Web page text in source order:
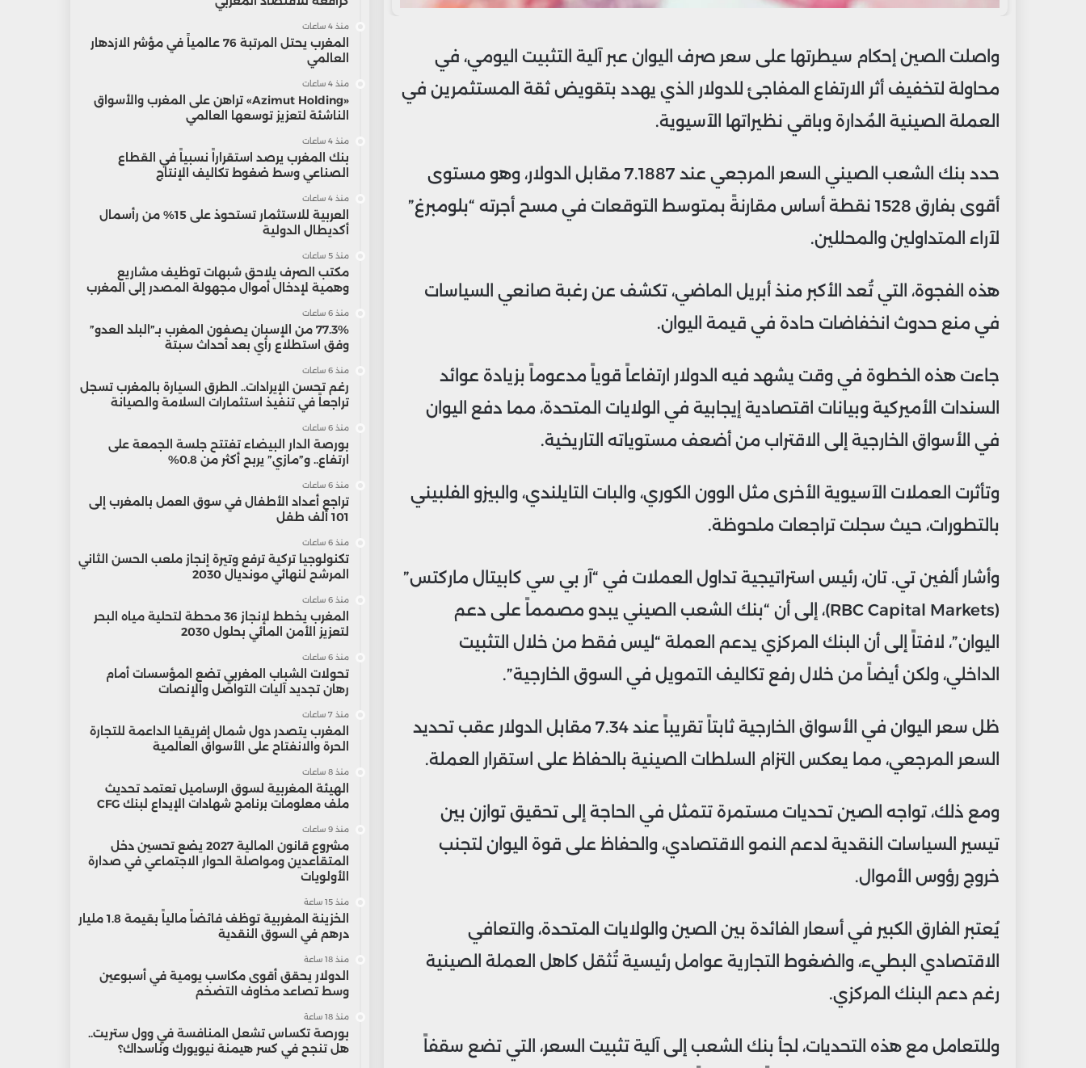
واصلت الصين إحكام سيطرتها على سعر صرف اليوان عبر آلية التثبيت اليومي، في
محاولة لتخفيف أثر الارتفاع المفاجئ للدولار الذي يهدد بتقويض ثقة المستثمرين في
العملة الصينية المُدارة وباقي نظيراتها الآسيوية.
حدد بنك الشعب الصيني السعر المرجعي عند 7.1887 مقابل الدولار، وهو مستوى
أقوى بفارق 1528 نقطة أساس مقارنةً بمتوسط التوقعات في مسح أجرته “بلومبرغ”
لآراء المتداولين والمحللين.
هذه الفجوة، التي تُعد الأكبر منذ أبريل الماضي، تكشف عن رغبة صانعي السياسات
في منع حدوث انخفاضات حادة في قيمة اليوان.
جاءت هذه الخطوة في وقت يشهد فيه الدولار ارتفاعاً قوياً مدعوماً بزيادة عوائد
السندات الأميركية وبيانات اقتصادية إيجابية في الولايات المتحدة، مما دفع اليوان
في الأسواق الخارجية إلى الاقتراب من أضعف مستوياته التاريخية.
وتأثرت العملات الآسيوية الأخرى مثل الوون الكوري، والبات التايلندي، والبيزو الفلبيني
بالتطورات، حيث سجلت تراجعات ملحوظة.
وأشار ألفين تي. تان، رئيس استراتيجية تداول العملات في “آر بي سي كابيتال ماركتس”
(RBC Capital Markets)، إلى أن “بنك الشعب الصيني يبدو مصمماً على دعم
اليوان”، لافتاً إلى أن البنك المركزي يدعم العملة “ليس فقط من خلال التثبيت
الداخلي، ولكن أيضاً من خلال رفع تكاليف التمويل في السوق الخارجية”.
ظل سعر اليوان في الأسواق الخارجية ثابتاً تقريباً عند 7.34 مقابل الدولار عقب تحديد
السعر المرجعي، مما يعكس التزام السلطات الصينية بالحفاظ على استقرار العملة.
ومع ذلك، تواجه الصين تحديات مستمرة تتمثل في الحاجة إلى تحقيق توازن بين
تيسير السياسات النقدية لدعم النمو الاقتصادي، والحفاظ على قوة اليوان لتجنب
خروج رؤوس الأموال.
يُعتبر الفارق الكبير في أسعار الفائدة بين الصين والولايات المتحدة، والتعافي
الاقتصادي البطيء، والضغوط التجارية عوامل رئيسية تُثقل كاهل العملة الصينية
رغم دعم البنك المركزي.
وللتعامل مع هذه التحديات، لجأ بنك الشعب إلى آلية تثبيت السعر، التي تضع سقفاً
منذ 4 ساعات
المغرب يحتل المرتبة 76 عالمياً في مؤشر الازدهار
العالمي
منذ 4 ساعات
«Azimut Holding» تراهن على المغرب والأسواق
الناشئة لتعزيز توسعها العالمي
منذ 4 ساعات
بنك المغرب يرصد استقراراً نسبياً في القطاع
الصناعي وسط ضغوط تكاليف الإنتاج
منذ 4 ساعات
العربية للاستثمار تستحوذ على 15% من رأسمال
أكديطال الدولية
منذ 5 ساعات
مكتب الصرف يلاحق شبهات توظيف مشاريع
وهمية لإدخال أموال مجهولة المصدر إلى المغرب
منذ 6 ساعات
77.3% من الإسبان يصفون المغرب بـ”البلد العدو”
وفق استطلاع رأي بعد أحداث سبتة
منذ 6 ساعات
رغم تحسن الإيرادات.. الطرق السيارة بالمغرب تسجل
تراجعاً في تنفيذ استثمارات السلامة والصيانة
منذ 6 ساعات
بورصة الدار البيضاء تفتتح جلسة الجمعة على
ارتفاع.. و”مازي” يربح أكثر من 0.8%
منذ 6 ساعات
تراجع أعداد الأطفال في سوق العمل بالمغرب إلى
101 ألف طفل
منذ 6 ساعات
تكنولوجيا تركية ترفع وتيرة إنجاز ملعب الحسن الثاني
المرشح لنهائي مونديال 2030
منذ 6 ساعات
المغرب يخطط لإنجاز 36 محطة لتحلية مياه البحر
لتعزيز الأمن المائي بحلول 2030
منذ 6 ساعات
تحولات الشباب المغربي تضع المؤسسات أمام
رهان تجديد آليات التواصل والإنصات
منذ 7 ساعات
المغرب يتصدر دول شمال إفريقيا الداعمة للتجارة
الحرة والانفتاح على الأسواق العالمية
منذ 8 ساعات
الهيئة المغربية لسوق الرساميل تعتمد تحديث
ملف معلومات برنامج شهادات الإيداع لبنك CFG
منذ 9 ساعات
مشروع قانون المالية 2027 يضع تحسين دخل
المتقاعدين ومواصلة الحوار الاجتماعي في صدارة
الأولويات
منذ 15 ساعة
الخزينة المغربية توظف فائضاً مالياً بقيمة 1.8 مليار
درهم في السوق النقدية
منذ 18 ساعة
الدولار يحقق أقوى مكاسب يومية في أسبوعين
وسط تصاعد مخاوف التضخم
منذ 18 ساعة
بورصة تكساس تشعل المنافسة في وول ستريت..
هل تنجح في كسر هيمنة نيويورك وناسداك؟